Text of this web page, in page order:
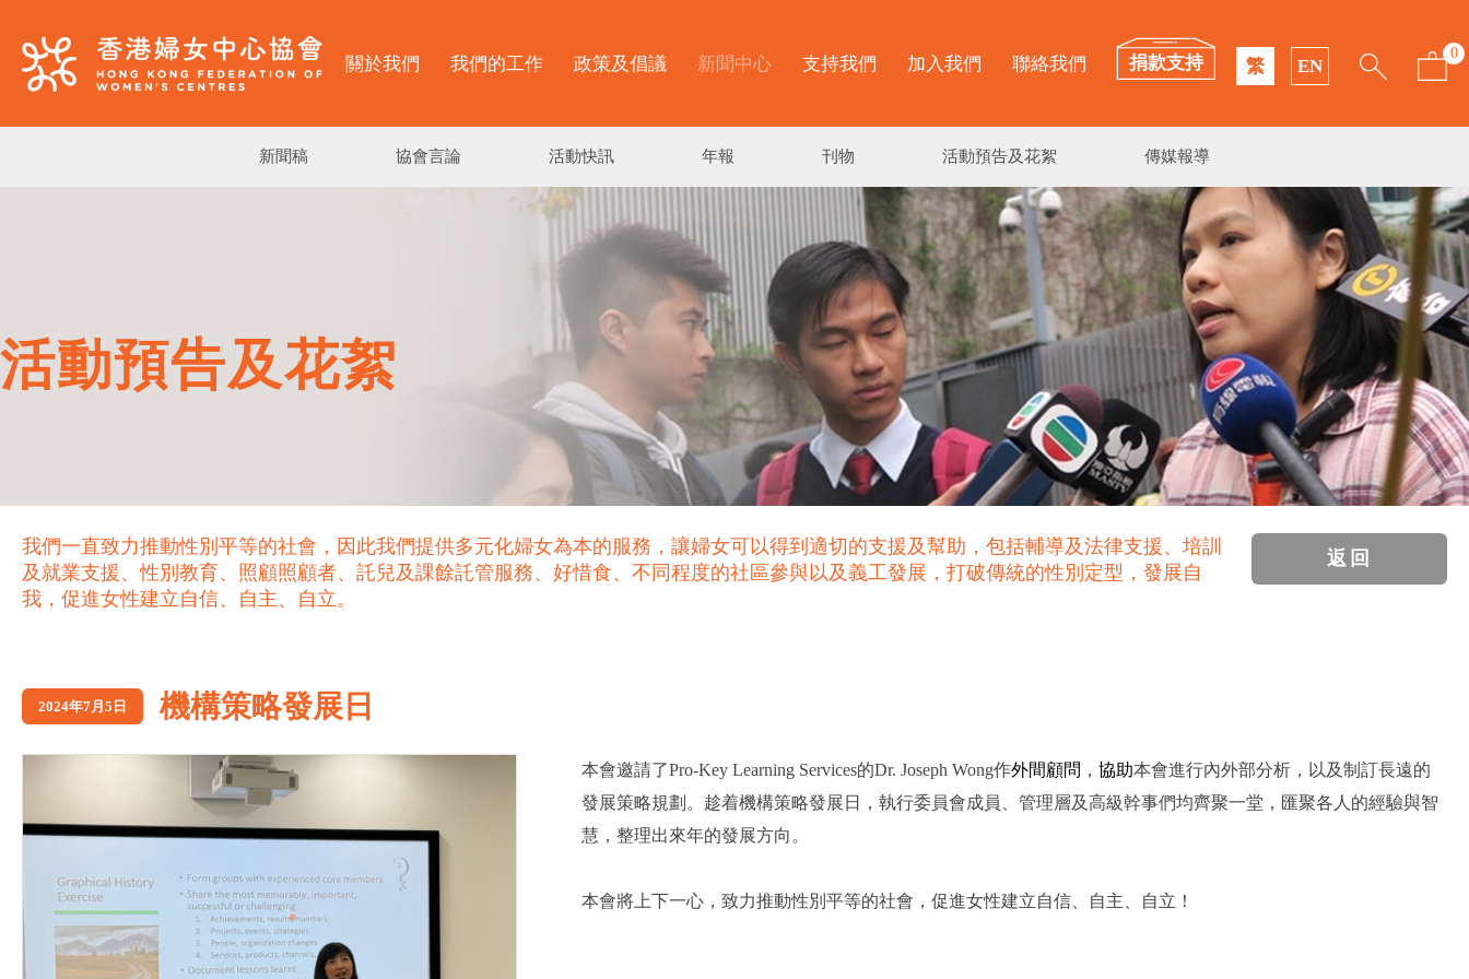
關於我們 我們的工作 政策及倡議 新聞中心 支持我們 加入我們 聯絡我們 捐款支持 繁 EN
0
新聞稿 協會言論 活動快訊 年報 刊物 活動預告及花絮 傳媒報導
活動預告及花絮
我們一直致力推動性別平等的社會，因此我們提供多元化婦女為本的服務，讓婦女可以得到適切的支援及幫助，包括輔導及法律支援、培訓
及就業支援、性別教育、照顧照顧者、託兒及課餘託管服務、好惜食、不同程度的社區參與以及義工發展，打破傳統的性別定型，發展自
我，促進女性建立自信、自主、自立。
返回
2024年7月5日 機構策略發展日
本會邀請了Pro-Key Learning Services的Dr. Joseph Wong作外間顧問 ，協助本會進行內外部分析，以及制訂長遠的
發展策略規劃。趁着機構策略發展日，執行委員會成員、管理層及高級幹事們均齊聚一堂，匯聚各人的經驗與智
慧，整理出來年的發展方向。
本會將上下一心，致力推動性別平等的社會，促進女性建立自信、自主、自立！